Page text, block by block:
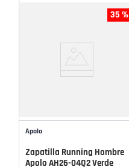
35 %
Apolo
Zapatilla Running Hombre
Apolo AH26-04Q2 Verde